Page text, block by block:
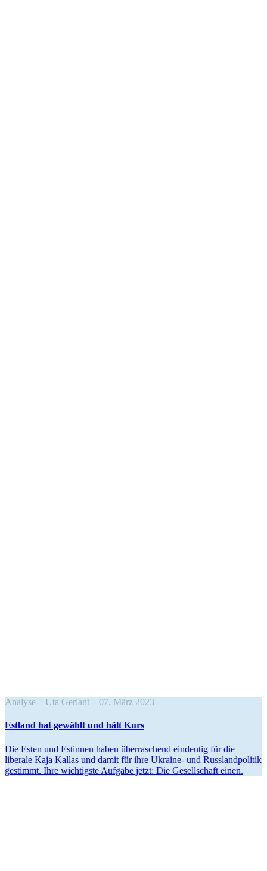
Analyse Uta Gerlant 07. März 2023
Estland hat gewählt und hält Kurs
Die Esten und Estinnen haben überra­schend eindeutig für die
liberale Kaja Kallas und damit für ihre Ukraine- und Russland­po­litik
gestimmt. Ihre wichtigste Aufgabe jetzt: Die Gesell­schaft einen.